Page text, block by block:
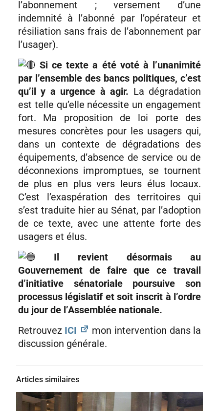
l’abonnement ; versement d’une
indemnité à l’abonné par l’opérateur et
résiliation sans frais de l’abonnement par
l’usager).
Si ce texte a été voté à l’unanimité
par l’ensemble des bancs politiques, c’est
qu’il y a urgence à agir. La dégradation
est telle qu’elle nécessite un engagement
fort. Ma proposition de loi porte des
mesures concrètes pour les usagers qui,
dans un contexte de dégradations des
équipements, d’absence de service ou de
déconnexions impromptues, se tournent
de plus en plus vers leurs élus locaux.
C’est l’exaspération des territoires qui
s’est traduite hier au Sénat, par l’adoption
de ce texte, avec une attente forte des
usagers et élus.
Il revient désormais au
Gouvernement de faire que ce travail
d’initiative sénatoriale poursuive son
processus législatif et soit inscrit à l’ordre
du jour de l’Assemblée nationale.
Retrouvez ICI
mon intervention dans la
discussion générale.
Articles similaires